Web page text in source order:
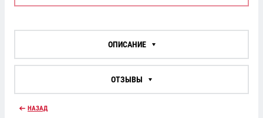
ОПИСАНИЕ
ОТЗЫВЫ
НАЗАД